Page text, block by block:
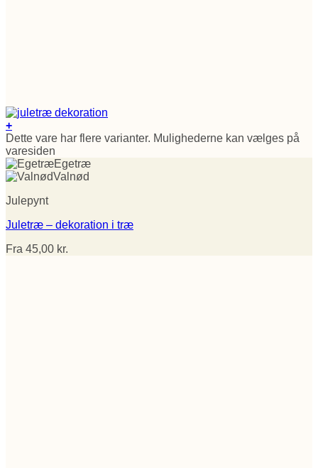
+
Dette vare har flere varianter. Mulighederne kan vælges på
varesiden
Egetræ
Valnød
Julepynt
Juletræ – dekoration i træ
Fra 45,00 kr.